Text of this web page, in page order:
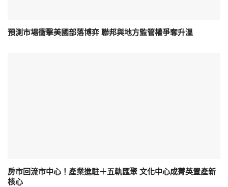
預測市場衝擊美國部落博弈 聯邦與地方監管權爭奪升溫
房市回流市中心！產業進駐＋五軌匯聚 文化中心成菁英置產新
核心